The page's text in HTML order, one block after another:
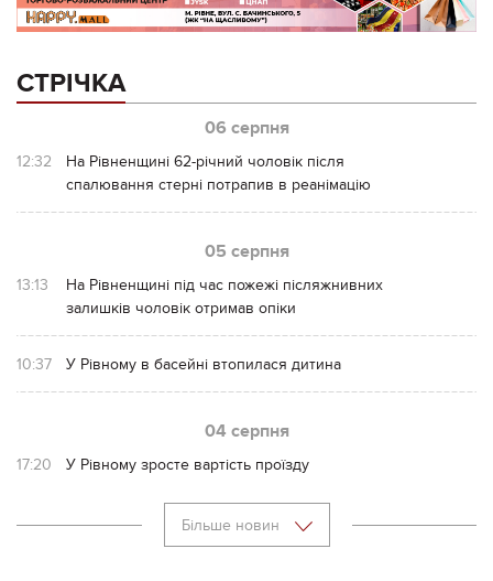
СТРІЧКА
06 серпня
12:32
На Рівненщині 62-річний чоловік після
спалювання стерні потрапив в реанімацію
05 серпня
13:13
На Рівненщині під час пожежі післяжнивних
залишків чоловік отримав опіки
10:37 У Рівному в басейні втопилася дитина
04 серпня
17:20 У Рівному зросте вартість проїзду
Більше новин